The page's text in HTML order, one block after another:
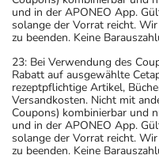
langsam, das heißt mit
Ausschleichen der
sich dazu am besten
beraten.
- Vorsicht bei Allergie
- Vorsicht bei Allergie
ähnliche Stoffe!
- Vorsicht bei Allergie
und in der APONEO App.
solange der Vorrat reicht.
zu beenden. Keine
23: Bei Verwendung des
Rabatt auf ausgewählte
rezeptpflichtige Artikel,
Versandkosten. Nicht mit
Coupons) kombinierbar und
und in der APONEO App.
solange der Vorrat reicht.
zu beenden. Keine